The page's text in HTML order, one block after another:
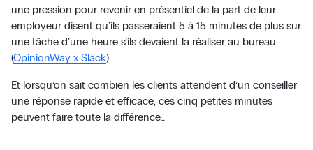
une pression pour revenir en présentiel de la part de leur
employeur disent qu’ils passeraient 5 à 15 minutes de plus sur
une tâche d’une heure s’ils devaient la réaliser au bureau
(OpinionWay x Slack).
Et lorsqu’on sait combien les clients attendent d’un conseiller
une réponse rapide et efficace, ces cinq petites minutes
peuvent faire toute la différence…